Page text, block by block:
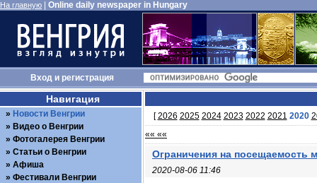
На главную Online daily newspaper in Hungary
Входи регистрация
[2026 2025 2024 2023 2022 2021 2020
«« ««
Ограничения на посещаемость
2020-08-06 11:46
Навигация
Новости Венгрии
Видео о Венгрии
Фотогалерея Венгрии
Статьи о Венгрии
Афиша
Фестивали Венгрии